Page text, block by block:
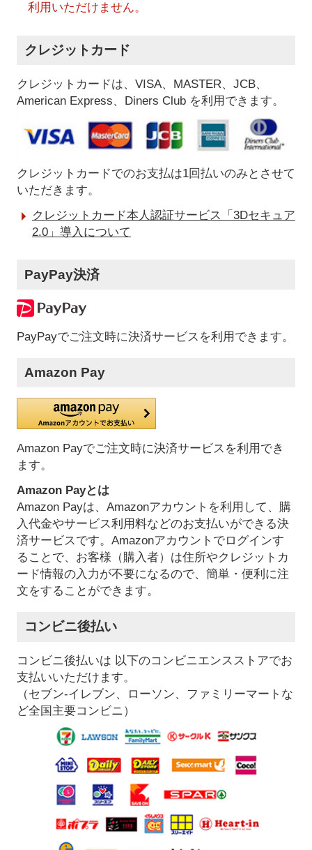
利用いただけません。
クレジットカード
クレジットカードは、VISA、MASTER、JCB、
American Express、Diners Club を利用できます。
クレジットカードでのお支払は1回払いのみとさせて
いただきます。
クレジットカード本人認証サービス「3Dセキュア
2.0」導入について
PayPay決済
PayPayでご注文時に決済サービスを利用できます。
Amazon Pay
Amazon Payでご注文時に決済サービスを利用でき
ます。
Amazon Payとは
Amazon Payは、Amazonアカウントを利用して、購
入代金やサービス利用料などのお支払いができる決
済サービスです。Amazonアカウントでログインす
ることで、お客様（購入者）は住所やクレジットカ
ード情報の入力が不要になるので、簡単・便利に注
文をすることができます。
コンビニ後払い
コンビニ後払いは 以下のコンビニエンスストアでお
支払いいただけます。
（セブン-イレブン、ローソン、ファミリーマートな
ど全国主要コンビニ）